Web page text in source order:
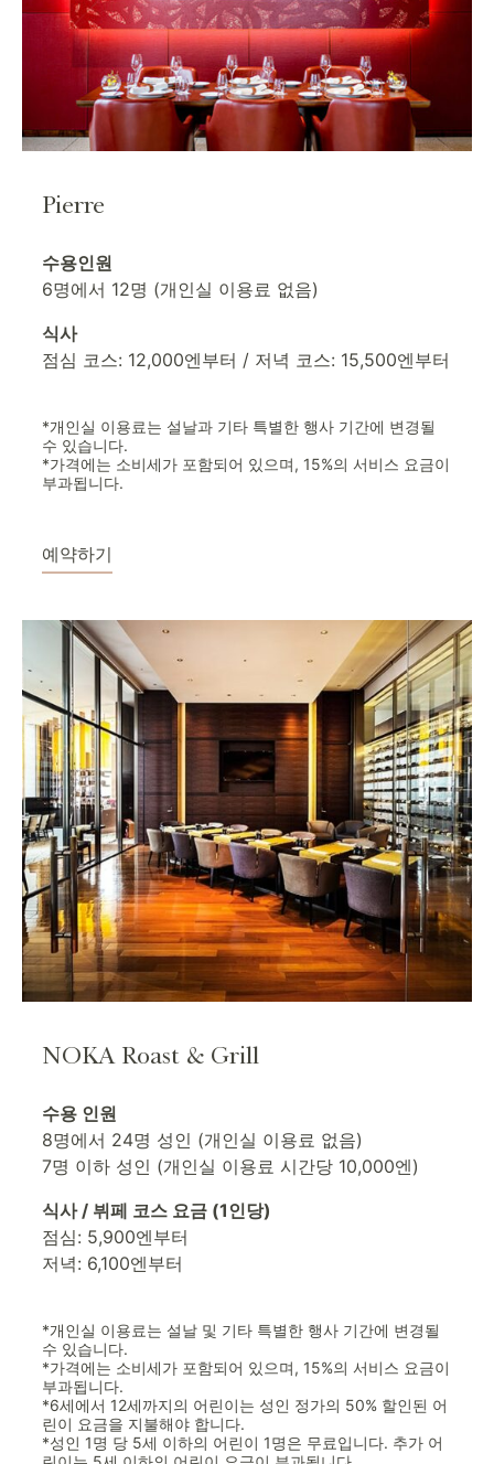
Pierre
수용인원
6명에서 12명 (개인실 이용료 없음)
식사
점심 코스: 12,000엔부터 / 저녁 코스: 15,500엔부터
*개인실 이용료는 설날과 기타 특별한 행사 기간에 변경될
수 있습니다.
*가격에는 소비세가 포함되어 있으며, 15%의 서비스 요금이
부과됩니다.
예약하기
NOKA Roast & Grill
수용 인원
8명에서 24명 성인 (개인실 이용료 없음)
7명 이하 성인 (개인실 이용료 시간당 10,000엔)
식사 / 뷔페 코스 요금 (1인당)
점심: 5,900엔부터
저녁: 6,100엔부터
*개인실 이용료는 설날 및 기타 특별한 행사 기간에 변경될
수 있습니다.
*가격에는 소비세가 포함되어 있으며, 15%의 서비스 요금이
부과됩니다.
*6세에서 12세까지의 어린이는 성인 정가의 50% 할인된 어
린이 요금을 지불해야 합니다.
*성인 1명 당 5세 이하의 어린이 1명은 무료입니다. 추가 어